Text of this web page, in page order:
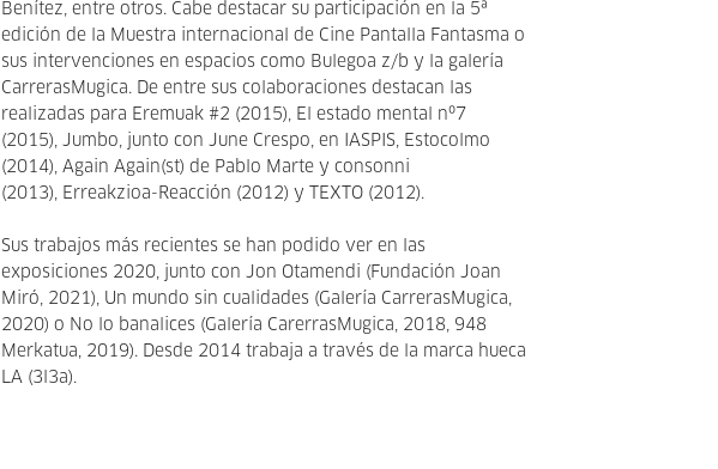
Benítez, entre otros. Cabe destacar su participación en la 5ª
edición de la Muestra internacional de Cine Pantalla Fantasma o
sus intervenciones en espacios como Bulegoa z/b y la galería
CarrerasMugica. De entre sus colaboraciones destacan las
realizadas para Eremuak #2 (2015), El estado mental nº7
(2015), Jumbo, junto con June Crespo, en IASPIS, Estocolmo
(2014), Again Again(st) de Pablo Marte y consonni
(2013), Erreakzioa-Reacción (2012) y TEXTO (2012).
Sus trabajos más recientes se han podido ver en las
exposiciones 2020, junto con Jon Otamendi (Fundación Joan
Miró, 2021), Un mundo sin cualidades (Galería CarrerasMugica,
2020) o No lo banalices (Galería CarerrasMugica, 2018, 948
Merkatua, 2019). Desde 2014 trabaja a través de la marca hueca
LA (3l3a).